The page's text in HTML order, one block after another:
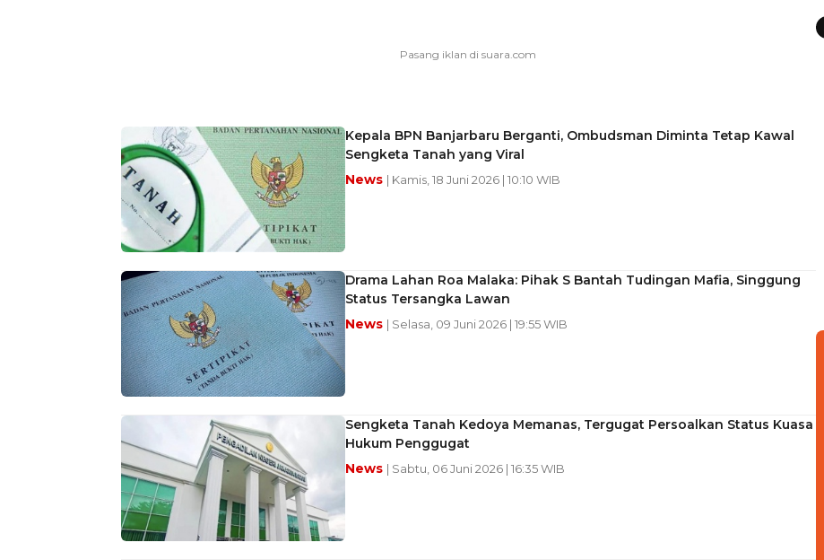
Kepala BPN Banjarbaru Berganti, Ombudsman Diminta Tetap Kawal
Sengketa Tanah yang Viral
News | Kamis, 18 Juni 2026 | 10:10 WIB
Drama Lahan Roa Malaka: Pihak S Bantah Tudingan Mafia, Singgung
Status Tersangka Lawan
News | Selasa, 09 Juni 2026 | 19:55 WIB
Sengketa Tanah Kedoya Memanas, Tergugat Persoalkan Status Kuasa
Hukum Penggugat
News | Sabtu, 06 Juni 2026 | 16:35 WIB